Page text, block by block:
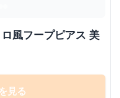
風フープピアス 美
見る